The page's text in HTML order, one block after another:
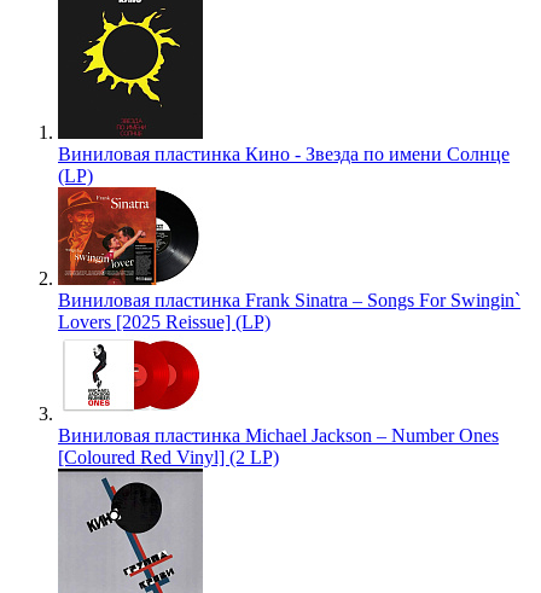
Виниловая пластинка Кино - Звезда по имени Солнце
(LP)
Виниловая пластинка Frank Sinatra – Songs For Swingin`
Lovers [2025 Reissue] (LP)
Виниловая пластинка Michael Jackson – Number Ones
[Coloured Red Vinyl] (2 LP)